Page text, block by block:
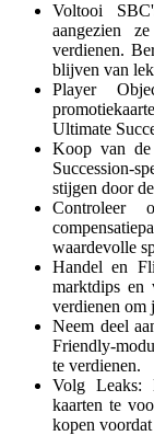
Voltooi
aangezien
verdienen.
blijven van
Player
Ultimate
Koop van
Succession-
stijgen door
Controleer
waardevolle
Handel en
marktdips en
verdienen om
Neem deel
Friendly-
te verdienen.
Volg Leaks:
kaarten te
kopen